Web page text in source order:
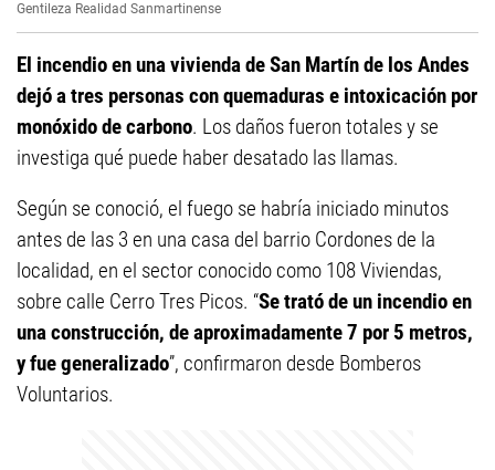
Gentileza Realidad Sanmartinense
El incendio en una vivienda de San Martín de los Andes
dejó a tres personas con quemaduras e intoxicación por
monóxido de carbono. Los daños fueron totales y se
investiga qué puede haber desatado las llamas.
Según se conoció, el fuego se habría iniciado minutos
antes de las 3 en una casa del barrio Cordones de la
localidad, en el sector conocido como 108 Viviendas,
sobre calle Cerro Tres Picos. “Se trató de un incendio en
una construcción, de aproximadamente 7 por 5 metros,
y fue generalizado”, confirmaron desde Bomberos
Voluntarios.